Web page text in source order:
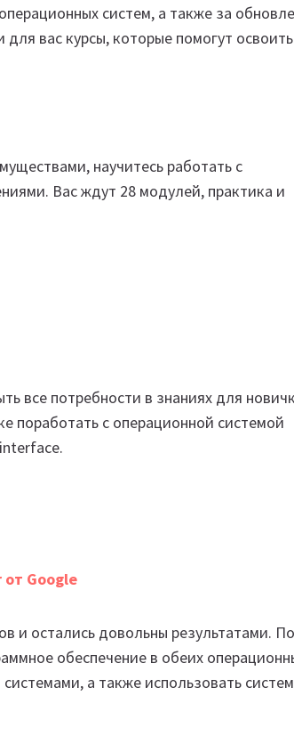
систем, а также за
вас курсы, которые помогут
научитесь работать с
Вас ждут 28 модулей, практика и
все потребности в знаниях для
поработать с операционной системой
от Google
и остались довольны результатами.
обеспечение в обеих
а также использовать